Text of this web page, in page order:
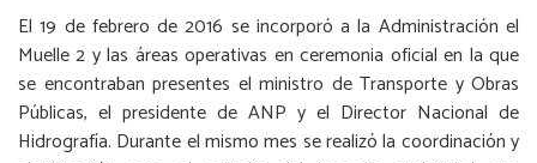
El 19 de febrero de 2016 se incorporó a la Administración el
Muelle 2 y las áreas operativas en ceremonia oficial en la que
se encontraban presentes el ministro de Transporte y Obras
Públicas, el presidente de ANP y el Director Nacional de
Hidrografía. Durante el mismo mes se realizó la coordinación y